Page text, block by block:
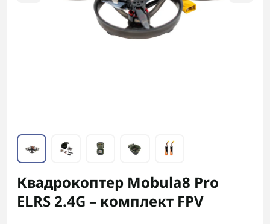
Квадрокоптер Mobula8 Pro
ELRS 2.4G – комплект FPV